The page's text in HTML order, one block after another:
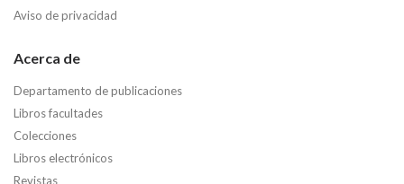
Aviso de privacidad
Acerca de
Departamento de publicaciones
Libros facultades
Colecciones
Libros electrónicos
Revistas